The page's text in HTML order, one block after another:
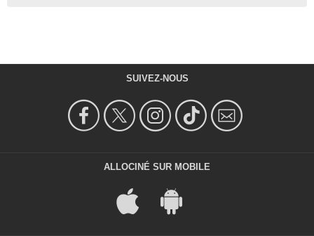
SUIVEZ-NOUS
ALLOCINÉ SUR MOBILE